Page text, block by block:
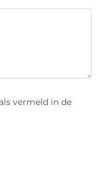
vermeld in de